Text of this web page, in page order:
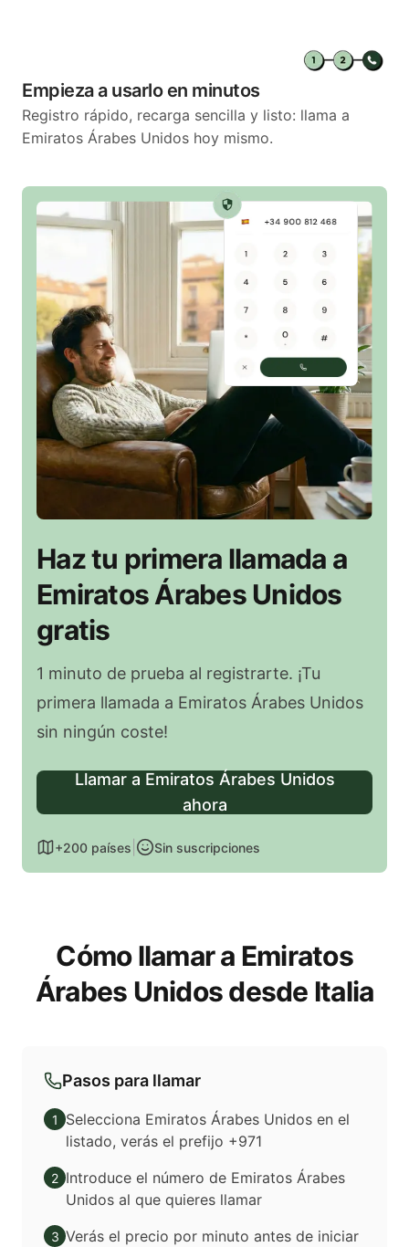
Empieza a usarlo en minutos
Registro rápido, recarga sencilla y listo: llama a
Emiratos Árabes Unidos hoy mismo.
Haz tu primera llamada a
Emiratos Árabes Unidos
gratis
1 minuto de prueba al registrarte. ¡Tu
primera llamada a Emiratos Árabes Unidos
sin ningún coste!
Llamar a Emiratos Árabes Unidos
ahora
+200 países Sin suscripciones
Cómo llamar a Emiratos
Árabes Unidos desde Italia
Pasos para llamar
1
Selecciona Emiratos Árabes Unidos en el
listado, verás el prefijo +971
2 Introduce el número de Emiratos Árabes
Unidos al que quieres llamar
3 Verás el precio por minuto antes de iniciar